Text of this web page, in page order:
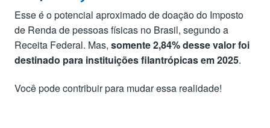
Esse é o potencial aproximado de doação do Imposto
de Renda de pessoas físicas no Brasil, segundo a
Receita Federal. Mas, somente 2,84% desse valor foi
destinado para instituições filantrópicas em 2025.
Você pode contribuir para mudar essa realidade!